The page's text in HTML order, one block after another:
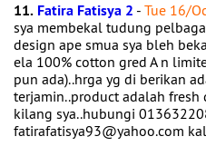
11. Fatira Fatisya 2 - Tue 16/
sya membekal tudung
design ape smua sya bleh
ela 100% cotton gred A n
pun ada)..hrga yg di berikan
terjamin..product adalah
kilang sya..hubungi
fatirafatisya93@yahoo.com